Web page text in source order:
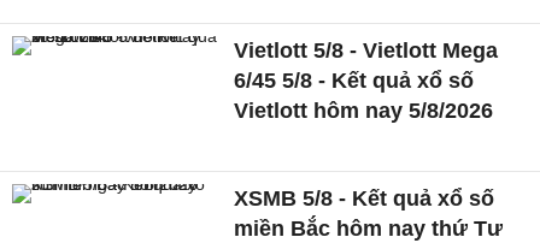
Vietlott 5/8 - Vietlott Mega
6/45 5/8 - Kết quả xổ số
Vietlott hôm nay 5/8/2026
XSMB 5/8 - Kết quả xổ số
miền Bắc hôm nay thứ Tư